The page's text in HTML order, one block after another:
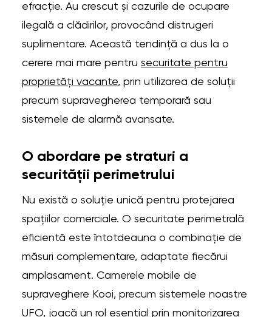
efracție. Au crescut și cazurile de ocupare
ilegală a clădirilor, provocând distrugeri
suplimentare. Această tendință a dus la o
cerere mai mare pentru securitate pentru
proprietăți vacante, prin utilizarea de soluții
precum supravegherea temporară sau
sistemele de alarmă avansate.
O abordare pe straturi a
securității perimetrului
Nu există o soluție unică pentru protejarea
spațiilor comerciale. O securitate perimetrală
eficientă este întotdeauna o combinație de
măsuri complementare, adaptate fiecărui
amplasament. Camerele mobile de
supraveghere Kooi, precum sistemele noastre
UFO, joacă un rol esențial prin monitorizarea